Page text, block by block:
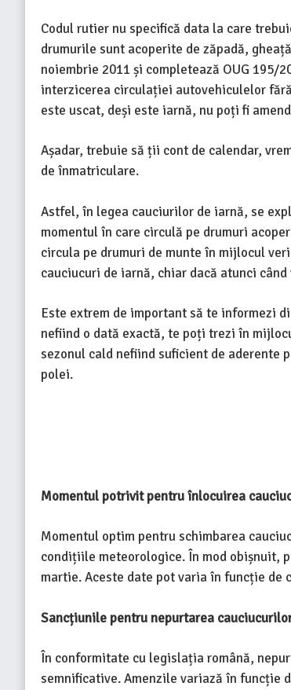
Codul rutier nu specifică data la care
drumurile sunt acoperite de zăpadă,
noiembrie 2011 și completează OUG 195/
interzicerea circulației autovehiculelor
este uscat, deși este iarnă, nu poți fi
Așadar, trebuie să ții cont de calendar,
de înmatriculare.
Astfel, în legea cauciurilor de iarnă, se
momentul în care circulă pe drumuri
circula pe drumuri de munte în mijlocul
cauciucuri de iarnă, chiar dacă atunci
Este extrem de important să te informezi
nefiind o dată exactă, te poți trezi în
sezonul cald nefiind suficient de aderente
polei.
Momentul potrivit pentru înlocuirea
Momentul optim pentru schimbarea
condițiile meteorologice. În mod obișnuit,
martie. Aceste date pot varia în funcție
Sancțiunile pentru nepurtarea
În conformitate cu legislația română,
semnificative. Amenzile variază în funcție